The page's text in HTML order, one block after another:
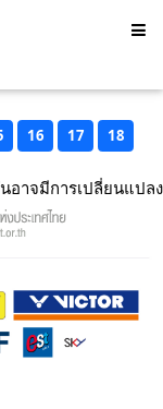
16 17 18
อาจมีการเปลี่ยนแปลง